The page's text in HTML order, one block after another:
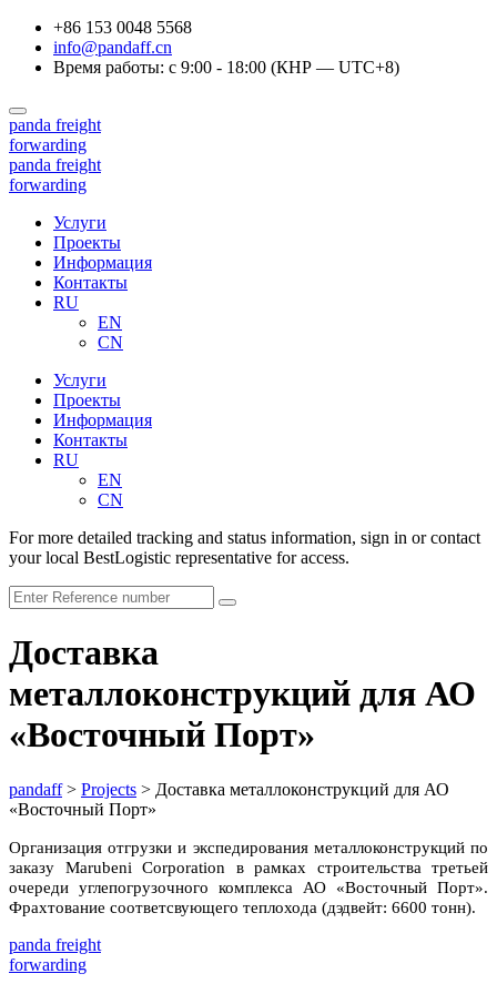
+86 153 0048 5568
info@pandaff.cn
Время работы: с 9:00 - 18:00 (КНР — UTC+8)
panda freight
forwarding
panda freight
forwarding
Услуги
Проекты
Информация
Контакты
RU
EN
CN
Услуги
Проекты
Информация
Контакты
RU
EN
CN
For more detailed tracking and status information, sign in or contact
your local BestLogistic representative for access.
Доставка
металлоконструкций для АО
«Восточный Порт»
pandaff> Projects > Доставка металлоконструкций для АО
«Восточный Порт»
Организация отгрузки и экспедирования металлоконструкций по
заказу Marubeni Corporation в рамках строительства третьей
очереди углепогрузочного комплекса АО «Восточный Порт».
Фрахтование соответсвующего теплохода (дэдвейт: 6600 тонн).
panda freight
forwarding